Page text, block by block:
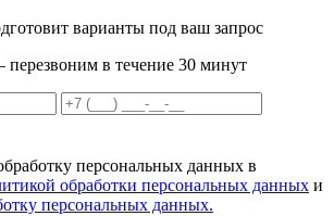
варианты под ваш запрос
перезвоним в течение 30 минут
персональных данных в
обработки персональных данных и
персональных данных.